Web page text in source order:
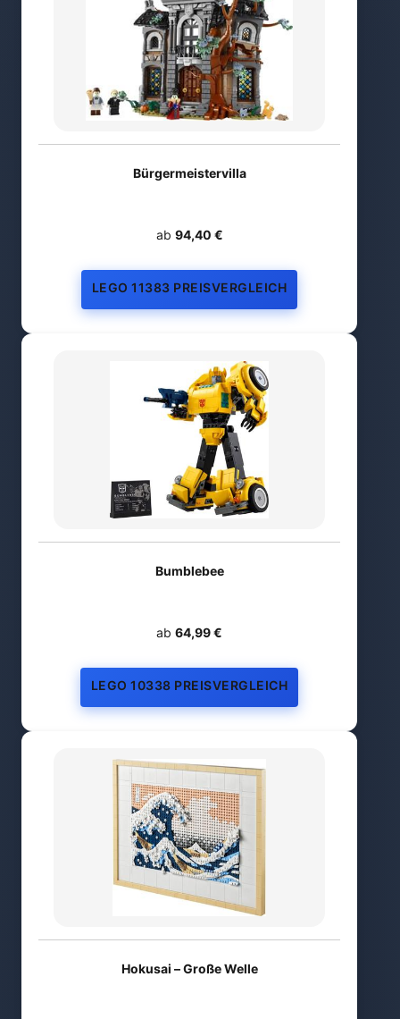
Bürgermeistervilla
ab 94,40 €
LEGO 11383 PREISVERGLEICH
Bumblebee
ab 64,99 €
LEGO 10338 PREISVERGLEICH
Hokusai – Große Welle